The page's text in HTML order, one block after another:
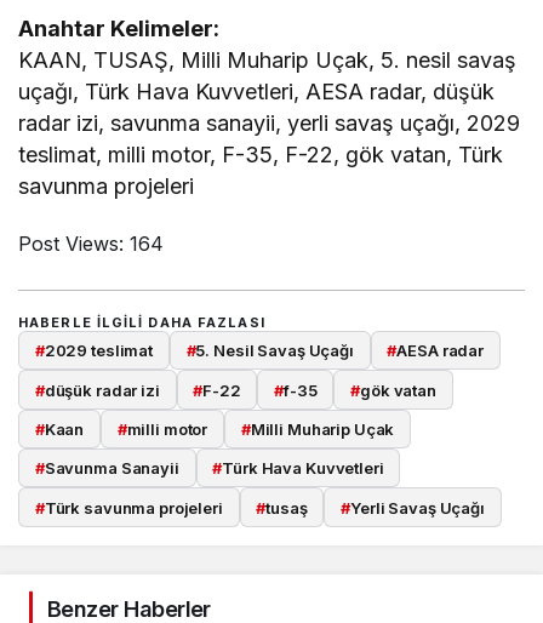
Anahtar Kelimeler:
KAAN, TUSAŞ, Milli Muharip Uçak, 5. nesil savaş
uçağı, Türk Hava Kuvvetleri, AESA radar, düşük
radar izi, savunma sanayii, yerli savaş uçağı, 2029
teslimat, milli motor, F-35, F-22, gök vatan, Türk
savunma projeleri
Post Views: 164
HABERLE ILGILI DAHA FAZLASI
#2029 teslimat #5. Nesil Savaş Uçağı #AESA radar
#düşük radar izi #F-22 #f-35 #gök vatan
#Kaan #milli motor #Milli Muharip Uçak
#Savunma Sanayii #Türk Hava Kuvvetleri
#Türk savunma projeleri #tusaş #Yerli Savaş Uçağı
Benzer Haberler